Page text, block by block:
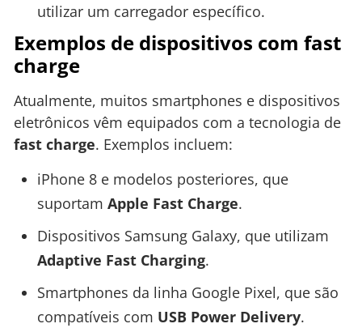
utilizar um carregador específico.
Exemplos de dispositivos com fast
charge
Atualmente, muitos smartphones e dispositivos
eletrônicos vêm equipados com a tecnologia de
fast charge. Exemplos incluem:
iPhone 8 e modelos posteriores, que
suportam Apple Fast Charge.
Dispositivos Samsung Galaxy, que utilizam
Adaptive Fast Charging.
Smartphones da linha Google Pixel, que são
compatíveis com USB Power Delivery.